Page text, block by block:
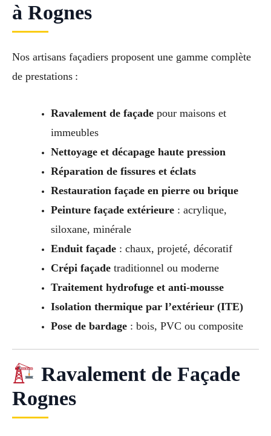
à Rognes
Nos artisans façadiers proposent une gamme complète
de prestations :
Ravalement de façadepour maisons et
immeubles
Nettoyage et décapage haute pression
Réparation de fissures et éclats
Restauration façade en pierre ou brique
Peinture façade extérieure: acrylique,
siloxane, minérale
Enduit façade: chaux, projeté, décoratif
Crépi façadetraditionnel ou moderne
Traitement hydrofuge et anti-mousse
Isolation thermique par l’extérieur (ITE)
Pose de bardage: bois, PVC ou composite
Ravalement de Façade
Rognes